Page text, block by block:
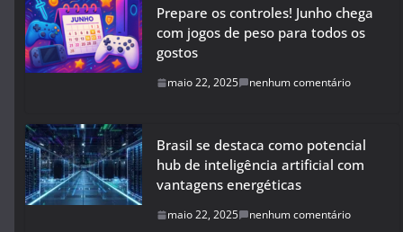
Prepare os controles! Junho chega
com jogos de peso para todos os
gostos
maio 22, 2025 nenhum comentário
Brasil se destaca como potencial
hub de inteligência artificial com
vantagens energéticas
maio 22, 2025 nenhum comentário